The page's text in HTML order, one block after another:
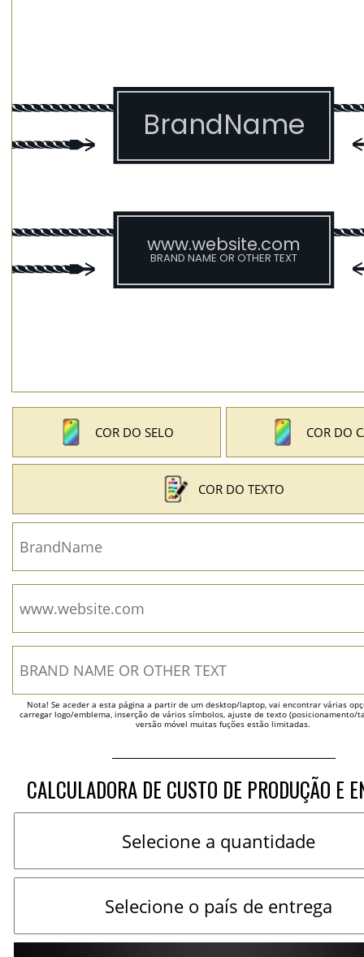
COR DO SELO COR DO
COR DO TEXTO
Nota! Se aceder a esta página a partir de um desktop/laptop, vai encontrar várias
carregar logo/emblema, inserção de vários símbolos, ajuste de texto (posicionamento/
versão móvel muitas fuções estão limitadas.
CALCULADORA DE CUSTO DE PRODUÇÃO E